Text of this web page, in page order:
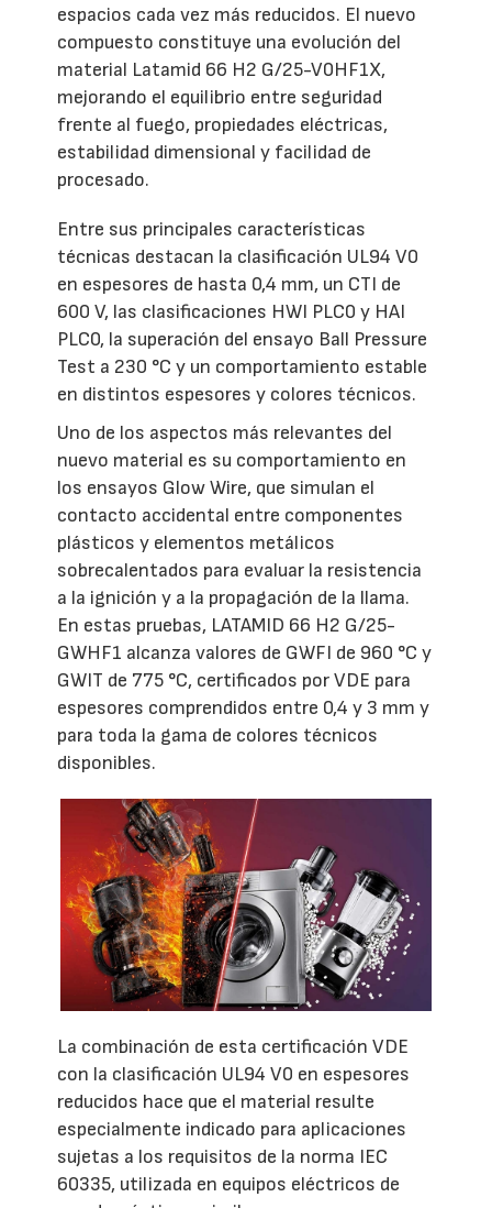
espacios cada vez más reducidos. El nuevo
compuesto constituye una evolución del
material Latamid 66 H2 G/25-V0HF1X,
mejorando el equilibrio entre seguridad
frente al fuego, propiedades eléctricas,
estabilidad dimensional y facilidad de
procesado.
Entre sus principales características
técnicas destacan la clasificación UL94 V0
en espesores de hasta 0,4 mm, un CTI de
600 V, las clasificaciones HWI PLC0 y HAI
PLC0, la superación del ensayo Ball Pressure
Test a 230 °C y un comportamiento estable
en distintos espesores y colores técnicos.
Uno de los aspectos más relevantes del
nuevo material es su comportamiento en
los ensayos Glow Wire, que simulan el
contacto accidental entre componentes
plásticos y elementos metálicos
sobrecalentados para evaluar la resistencia
a la ignición y a la propagación de la llama.
En estas pruebas, LATAMID 66 H2 G/25-
GWHF1 alcanza valores de GWFI de 960 °C y
GWIT de 775 °C, certificados por VDE para
espesores comprendidos entre 0,4 y 3 mm y
para toda la gama de colores técnicos
disponibles.
La combinación de esta certificación VDE
con la clasificación UL94 V0 en espesores
reducidos hace que el material resulte
especialmente indicado para aplicaciones
sujetas a los requisitos de la norma IEC
60335, utilizada en equipos eléctricos de